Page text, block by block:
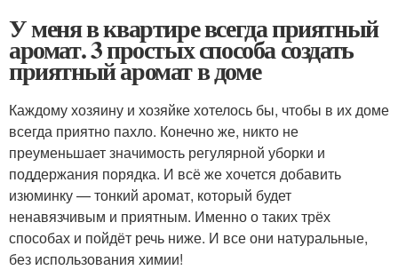
У меня в квартире всегда приятный
аромат. 3 простых способа создать
приятный аромат в доме
Каждому хозяину и хозяйке хотелось бы, чтобы в их доме
всегда приятно пахло. Конечно же, никто не
преуменьшает значимость регулярной уборки и
поддержания порядка. И всё же хочется добавить
изюминку — тонкий аромат, который будет
ненавязчивым и приятным. Именно о таких трёх
способах и пойдёт речь ниже. И все они натуральные,
без использования химии!